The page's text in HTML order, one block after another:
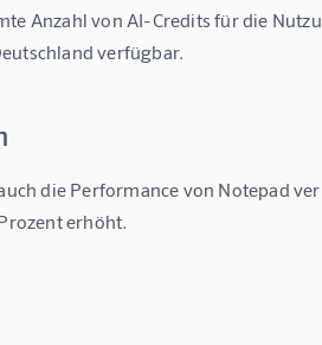
Anzahl von AI-Credits für die
verfügbar.
die Performance von Notepad
erhöht.